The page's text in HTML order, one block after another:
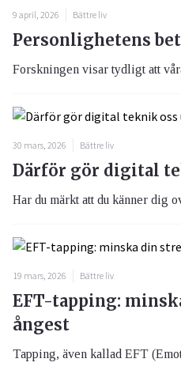
9 april, 2026 Bättre liv
Personlighetens
Forskningen visar tydligt att
30 mars, 2026 Bättre liv
Därför gör digital
Har du märkt att du känner dig
19 mars, 2026 Bättre liv
EFT-tapping:
ångest
Tapping, även kallad EFT